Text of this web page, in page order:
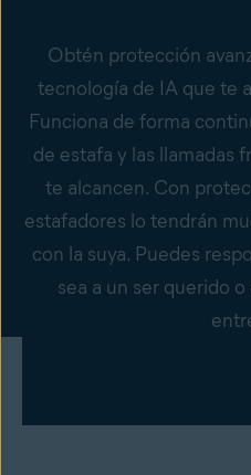
Obtén protección
tecnología de IA que te
Funciona de forma
de estafa y las llamadas
te alcancen. Con
estafadores lo tendrán
con la suya. Puedes
sea a un ser querido